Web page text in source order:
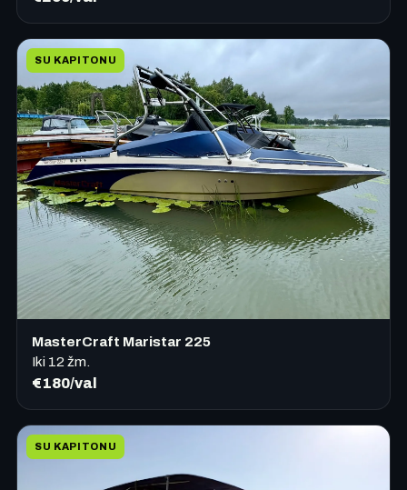
SU KAPITONU
MasterCraft Maristar 225
Iki 12 žm.
€180/val
SU KAPITONU